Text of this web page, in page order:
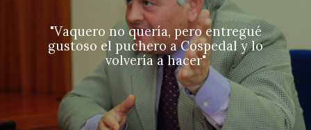
"Vaquero no quería, pero entregué
gustoso el puchero a Cospedal y lo
volvería a hacer"